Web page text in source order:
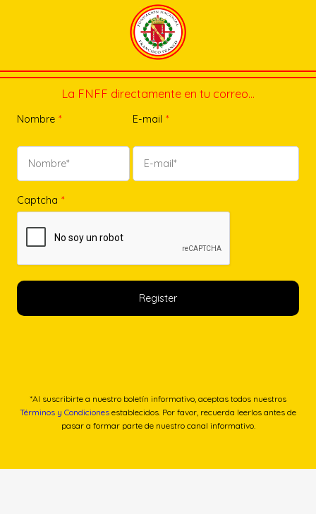
La FNFF directamente en tu correo…
Nombre * E-mail *
Captcha *
*Al suscribirte a nuestro boletín informativo, aceptas todos nuestros
Términos y Condiciones establecidos. Por favor, recuerda leerlos antes de
pasar a formar parte de nuestro canal informativo.